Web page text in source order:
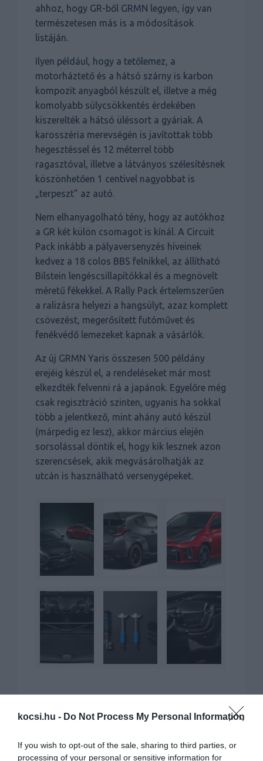
kocsi.hu - Do Not Process My Personal Information
If you wish to opt-out of the sale, sharing to third parties, or
processing of your personal or sensitive information for
ahhoz, hogy GR-ből GRMN legyen, így van
természetesen más is a módosítások
listáján.
Ilyen például, hogy a tetőlemez, a
motorháztető és a hátsó szárny is karbon
kompozit anyagból készült el, illetve a még
komolyabb súlycsökkentés érdekében
kiszerelték a hátsó üléssort a gyáriak. A
karosszéria merevségén is javítottak több
hegesztéssel és 12 méterrel több
ragasztóval, illetve a látványos szélesítésnek
köszönhetően 1 centivel nagyobbat is
„terpeszt” az autó.
Nem elhanyagolható tény, hogy az autókhoz
a GR két külön csomagot is kínál. A Circuit
Pack inkább a pályaversenyzés híveinek
kedvez a 18 colos BBS felnikkel, az állítható
Bilstein lengéscsillapítókkal és a megnövelt
méretű fékekkel. A Rally Pack értelemszerűen
a ralizásra helyezi a hangsúlyt, azaz komplett
csövezést, megerősített futóművet és
fenékvédő lemezeket kapnak a vásárlók.
Az új GRMN Yaris összesen 500 példány
erejéig készül el, a rendeléseket már most
elkezdték felvenni rá a japánok. Egyelőre még
csak regisztráció szinten, ugyanis ha sokkal
több a jelentkező, mint ahány autó készül
(márpedig ez lesz), akkor március elején
sorsolással döntik el, hogy kik lesznek azon
szerencsések, akik megvásárolhatják az
utcán is használható versenygépeket.
KAPCSOLÓDÓ CIKKEK